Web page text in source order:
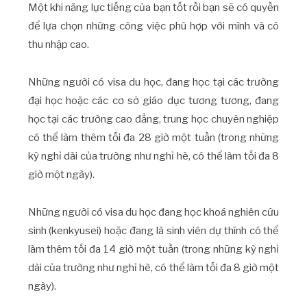
Một khi năng lực tiếng của bạn tốt rồi bạn sẽ có quyền
để lựa chọn những công việc phù hợp với mình và có
thu nhập cao.
Những người có visa du học, đang học tại các trường
đại học hoặc các cơ sở giáo dục tương tương, đang
học tại các trường cao đẳng, trung học chuyên nghiệp
có thể làm thêm tối đa 28 giờ một tuần (trong những
kỳ nghỉ dài của trường như nghỉ hè, có thể làm tối đa 8
giờ một ngày).
Những người có visa du học đang học khoá nghiên cứu
sinh (kenkyusei) hoặc đang là sinh viên dự thính có thể
làm thêm tối đa 14 giờ một tuần (trong những kỳ nghỉ
dài của trường như nghỉ hè, có thể làm tối đa 8 giờ một
ngày).